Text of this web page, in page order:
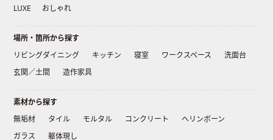
LUXE
おしゃれ
場所・箇所から探す
リビングダイニング
キッチン 寝室 ワークスペース
洗面台
玄関／土間
造作家具
素材から探す
無垢材
タイル モルタル コンクリート
ヘリンボーン
ガラス
躯体現し